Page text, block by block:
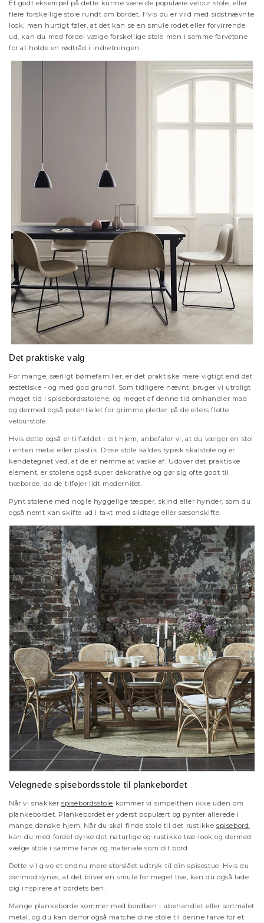
Et godt eksempel på dette kunne være de populære velour stole, eller
flere forskellige stole rundt om bordet. Hvis du er vild med sidstnævnte
look, men hurtigt føler, at det kan se en smule rodet eller forvirrende
ud, kan du med fordel vælge forskellige stole men i samme farvetone
for at holde en rødtråd i indretningen.
Det praktiske valg
For mange, særligt børnefamilier, er det praktiske mere vigtigt end det
æstetiske - og med god grund!. Som tidligere nævnt, bruger vi utroligt
meget tid i spisebordsstolene, og meget af denne tid omhandler mad
og dermed også potentialet for grimme pletter på de ellers flotte
velourstole.
Hvis dette også er tilfældet i dit hjem, anbefaler vi, at du vælger en stol
i enten metal eller plastik. Disse stole kaldes typisk skalstole og er
kendetegnet ved, at de er nemme at vaske af. Udover det praktiske
element, er stolene også super dekorative og gør sig ofte godt til
træborde, da de tilføjer lidt modernitet.
Pynt stolene med nogle hyggelige tæpper, skind eller hynder, som du
også nemt kan skifte ud i takt med slidtage eller sæsonskifte.
Velegnede spisebordsstole til plankebordet
Når vi snakker spisebordsstole kommer vi simpelthen ikke uden om
plankebordet. Plankebordet er yderst populært og pynter allerede i
mange danske hjem. Når du skal finde stole til det rustikkespisebord
kan du med fordel dyrke det naturlige og rustikke træ-look og dermed
vælge stole i samme farve og materiale som dit bord.
Dette vil give et endnu mere storslået udtryk til din spisestue. Hvis du
derimod synes, at det bliver en smule for meget træ, kan du også lade
dig inspirere af bordets ben.
Mange plankeborde kommer med bordben i ubehandlet eller sortmalet
metal, og du kan derfor også matche dine stole til denne farve for et